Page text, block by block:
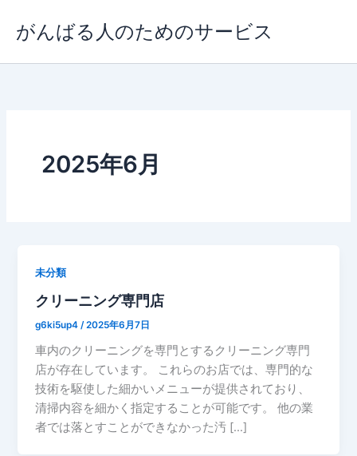
ス
がんばる人のためのサービス
2025年6月
未分類
クリーニング専門店
g6ki5up4 /2025年6月7日
車内のクリーニングを専門とするクリーニング専門
店が存在しています。 これらのお店では、専門的な
技術を駆使した細かいメニューが提供されており、
清掃内容を細かく指定することが可能です。 他の業
者では落とすことができなかった汚 […]